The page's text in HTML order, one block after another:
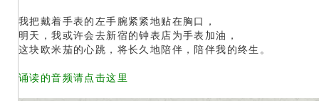
我把戴着手表的左手腕紧紧地贴在胸口，
明天，我或许会去新宿的钟表店为手表加油，
这块欧米茄的心跳，将长久地陪伴，陪伴我的终生。
诵读的音频请点击这里